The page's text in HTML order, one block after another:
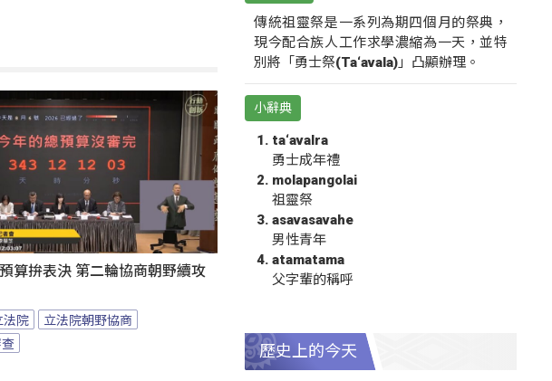
算拚表決 第二輪協商朝野續攻
法院
立法院朝野協商
傳統祖靈祭是一系列為期四個月的祭典，
現今配合族人工作求學濃縮為一天，並特
別將「勇士祭(Ta‘avala)」凸顯辦理。
小辭典
ta‘avalra
勇士成年禮
molapangolai
祖靈祭
asavasavahe
男性青年
atamatama
父字輩的稱呼
歷史上的今天